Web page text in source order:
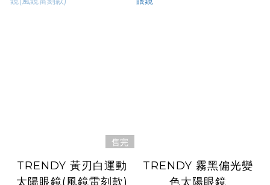
售完
TRENDY 黃刃白運動
太陽眼鏡(風鏡雷刻款)
TRENDY 霧黑偏光變
色太陽眼鏡